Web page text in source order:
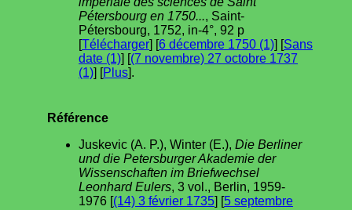
Pétersbourg en 1750..., Saint-
Pétersbourg, 1752, in-4°, 92 p
[Télécharger] [6 décembre 1750 (1)] [Sans
date (1)] [(7 novembre) 27 octobre 1737
(1)] [Plus].
Référence
Juskevic (A. P.), Winter (E.), Die Berliner
und die Petersburger Akademie der
Wissenschaften im Briefwechsel
Leonhard Eulers, 3 vol., Berlin, 1959-
1976 [(14) 3 février 1735] [5 septembre